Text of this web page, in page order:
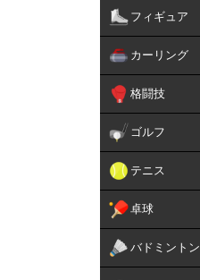
フィギュア
カーリング
格闘技
ゴルフ
テニス
卓球
バドミントン